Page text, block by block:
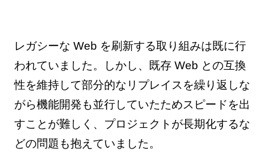
レガシーな Web を刷新する取り組みは既に行
われていました。しかし、既存 Web との互換
性を維持して部分的なリプレイスを繰り返しな
がら機能開発も並行していたためスピードを出
すことが難しく、プロジェクトが長期化するな
どの問題も抱えていました。